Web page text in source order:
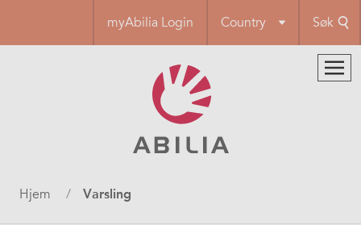
hovedinnhold
myAbilia Login Country Søk
Navigasjonssti
Hjem Varsling